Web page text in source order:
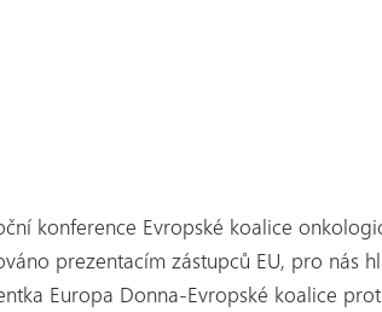
konference Evropské koalice
prezentacím zástupců EU, pro nás
Europa Donna-Evropské koalice